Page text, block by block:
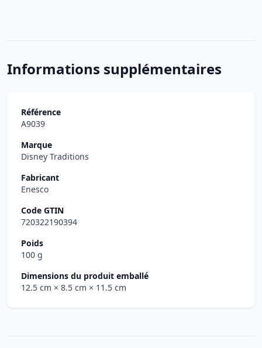
Informations supplémentaires
Référence
A9039
Marque
Disney Traditions
Fabricant
Enesco
Code GTIN
720322190394
Poids
100 g
Dimensions du produit emballé
12.5 cm × 8.5 cm × 11.5 cm